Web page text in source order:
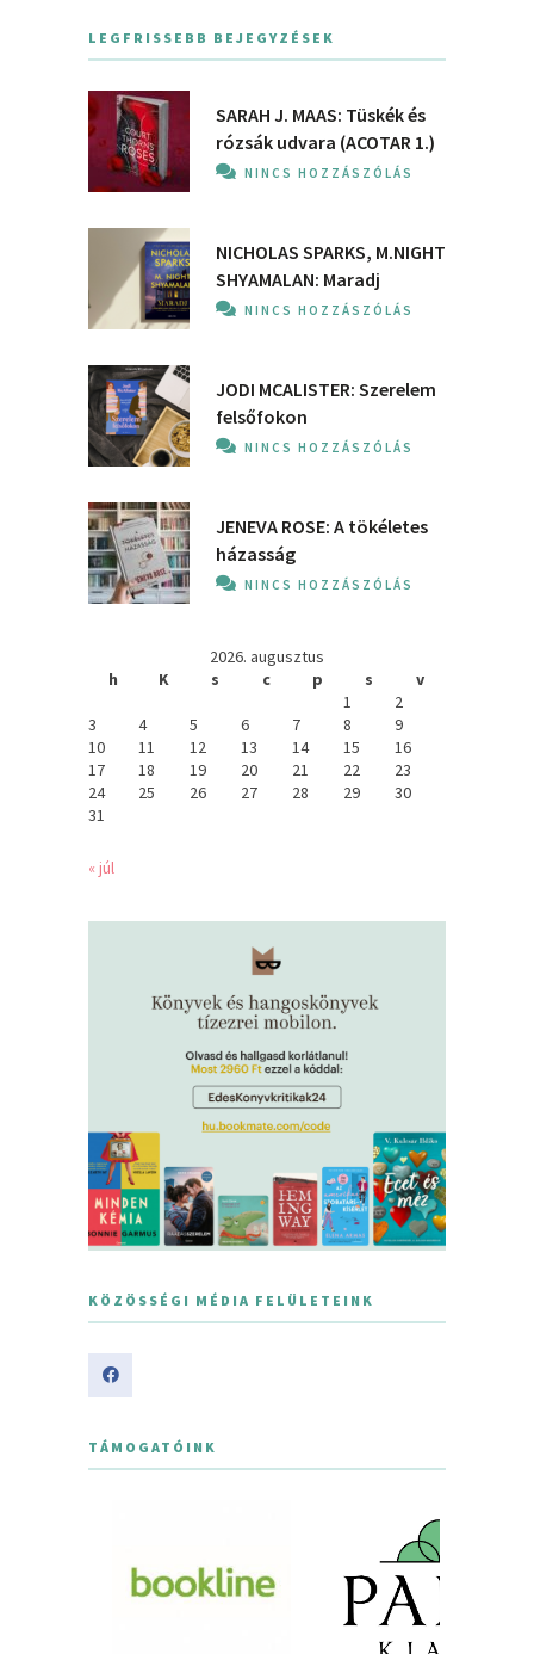
LEGFRISSEBB BEJEGYZÉSEK
SARAH J. MAAS: Tüskék és
rózsák udvara (ACOTAR 1.)
NINCS HOZZÁSZÓLÁS
NICHOLAS SPARKS, M.NIGHT
SHYAMALAN: Maradj
NINCS HOZZÁSZÓLÁS
JODI MCALISTER: Szerelem
felsőfokon
NINCS HOZZÁSZÓLÁS
JENEVA ROSE: A ​tökéletes
házasság
NINCS HOZZÁSZÓLÁS
2026. augusztus
h
K s c p s
v
1
2
3
4 5 6 7 8
9
10
11 12 13 14 15
16
17
18 19 20 21 22
23
24
25 26 27 28 29
30
31
« júl
KÖZÖSSÉGI MÉDIA FELÜLETEINK
TÁMOGATÓINK